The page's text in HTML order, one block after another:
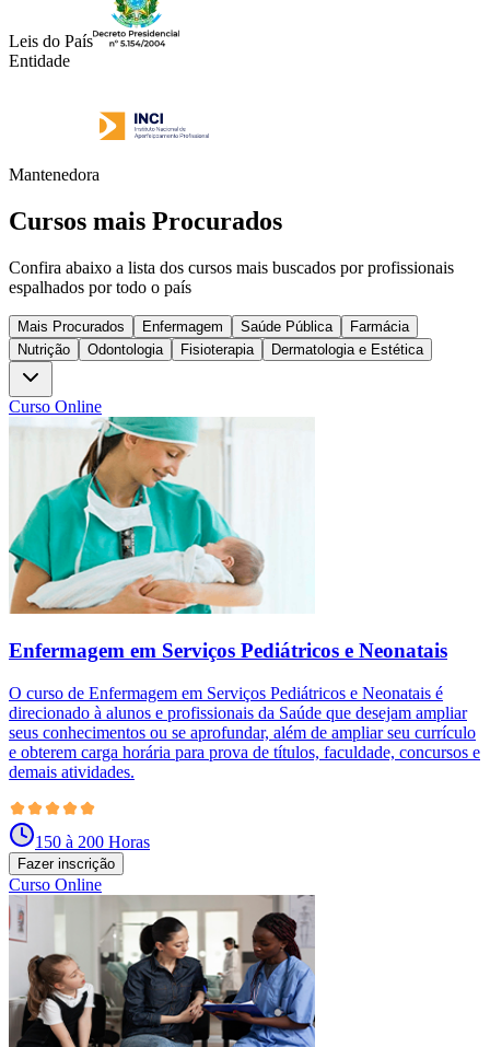
Leis do País
Entidade
Mantenedora
Cursos mais Procurados
Confira abaixo a lista dos cursos mais buscados por profissionais
espalhados por todo o país
Mais Procurados Enfermagem Saúde Pública
Farmácia
Nutrição
Odontologia Fisioterapia Dermatologia e Estética
Curso Online
Enfermagem em Serviços Pediátricos e Neonatais
O curso de Enfermagem em Serviços Pediátricos e Neonatais é
direcionado à alunos e profissionais da Saúde que desejam ampliar
seus conhecimentos ou se aprofundar, além de ampliar seu currículo
e obterem carga horária para prova de títulos, faculdade, concursos e
demais atividades.
150 à 200 Horas
Fazer inscrição
Curso Online